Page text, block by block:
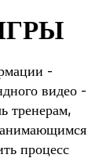
-
видео -
тренерам,
процесс